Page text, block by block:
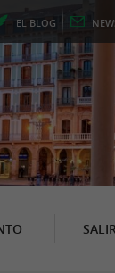
EL BLOG